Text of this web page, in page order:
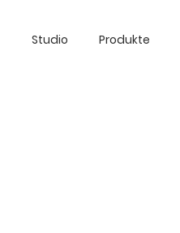
Studio Produkte